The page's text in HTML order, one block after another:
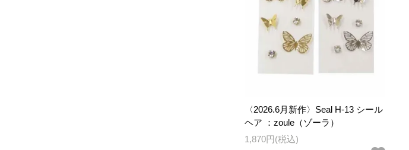
〈2026.6月新作〉Seal H-13 シール
ヘア ：zoule（ゾーラ）
1,870円(税込)